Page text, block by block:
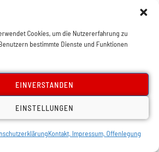
Cookies, um die Nutzererfahrung zu
bestimmte Dienste und Funktionen
EINVERSTANDEN
EINSTELLUNGEN
Kontakt, Impressum, Offenlegung
des Iran
des Ausschusses für
des iranischen Parlaments,
Iran eine „vernichtende“ Antwort
dessen Ende ihr nicht mehr